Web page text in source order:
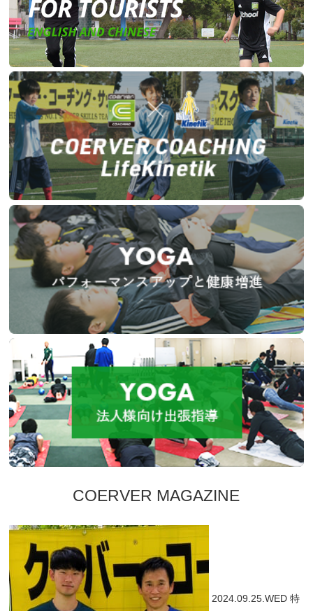
COERVER MAGAZINE
2024.09.25.WED 特